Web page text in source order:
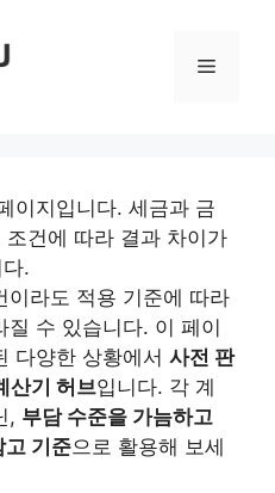
메
이지입니다. 세금과 금
건에 따라 결과 차이가
.
이라도 적용 기준에 따라
수 있습니다. 이 페이
다양한 상황에서 사전 판
산기 허브입니다. 각 계
, 부담 수준을 가늠하고
고 기준으로 활용해 보세